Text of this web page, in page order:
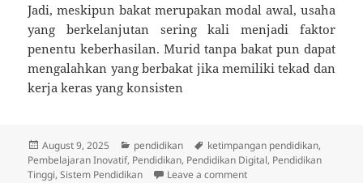
Jadi, meskipun bakat merupakan modal awal, usaha
yang berkelanjutan sering kali menjadi faktor
penentu keberhasilan. Murid tanpa bakat pun dapat
mengalahkan yang berbakat jika memiliki tekad dan
kerja keras yang konsisten
Posted
on
August 9, 2025 Categories
pendidikan Tags
ketimpangan pendidikan,
Pembelajaran Inovatif, Pendidikan, Pendidikan Digital, Pendidikan
Tinggi,Sistem Pendidikan Leave a commenton Apakah Murid Tanpa